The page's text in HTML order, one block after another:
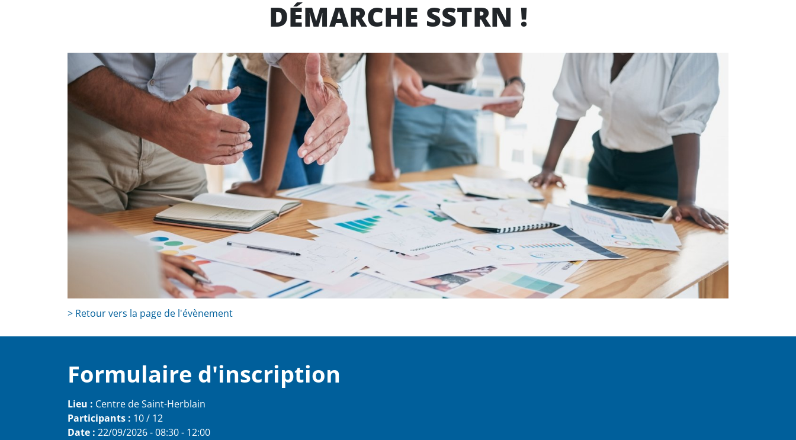
DÉMARCHE SSTRN !
> Retour vers la page de l'évènement
Formulaire d'inscription
Lieu : Centre de Saint-Herblain
Participants : 10 / 12
Date : 22/09/2026 - 08:30- 12:00